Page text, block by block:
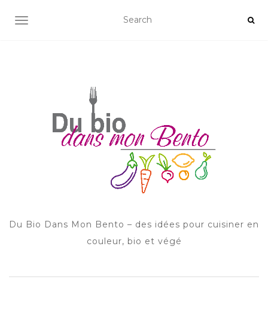
AFFICHER/MASQUER LA NAVIGATION
Du Bio Dans Mon Bento – des idées pour cuisiner en
couleur, bio et végé